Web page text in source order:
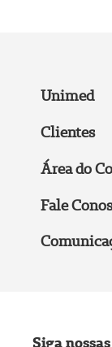
Unimed
Clientes
Área do
Fale
Siga